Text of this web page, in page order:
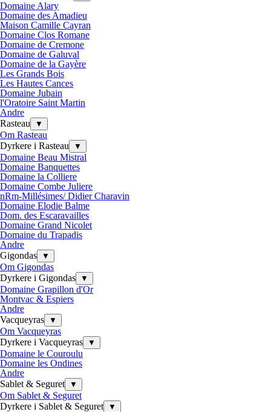
Domaine Alary
Domaine des Amadieu
Maison Camille Cayran
Domaine Clos Romane
Domaine de Cremone
Domaine de Galuval
Domaine de la Gayère
Les Grands Bois
Les Hautes Cances
Domaine Jubain
l'Oratoire Saint Martin
Andre
Rasteau
▼
Om Rasteau
Dyrkere i Rasteau
▼
Domaine Beau Mistral
Domaine Banquettes
Domaine la Colliere
Domaine Combe Juliere
nRm-Millésimes/ Didier Charavin
Domaine Elodie Balme
Dom. des Escaravailles
Domaine Grand Nicolet
Domaine du Trapadis
Andre
Gigondas
▼
Om Gigondas
Dyrkere i Gigondas
▼
Domaine Grapillon d'Or
Montvac & Espiers
Andre
Vacqueyras
▼
Om Vacqueyras
Dyrkere i Vacqueyras
▼
Domaine le Couroulu
Domaine les Ondines
Andre
Sablet & Seguret
▼
Om Sablet & Seguret
Dyrkere i Sablet & Seguret
▼